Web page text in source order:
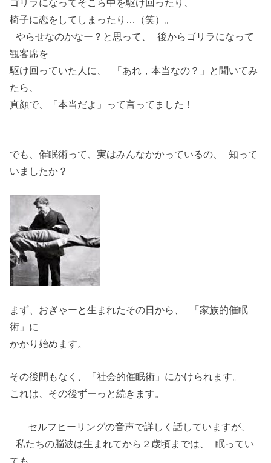
椅子に恋をしてしまったり…（笑）。
やらせなのかなー？と思って、 後からゴリラになって
観客席を
駆け回っていた人に、 「あれ，本当なの？」と聞いてみ
たら、
真顔で、「本当だよ」って言ってました！
でも、催眠術って、実はみんなかかっているの、 知って
いましたか？
まず、おぎゃーと生まれたその日から、 「家族的催眠
術」に
かかり始めます。
その後間もなく、「社会的催眠術」にかけられます。
これは、その後ずーっと続きます。
セルフヒーリングの音声で詳しく話していますが、
私たちの脳波は生まれてから２歳頃までは、 眠ってい
ても、